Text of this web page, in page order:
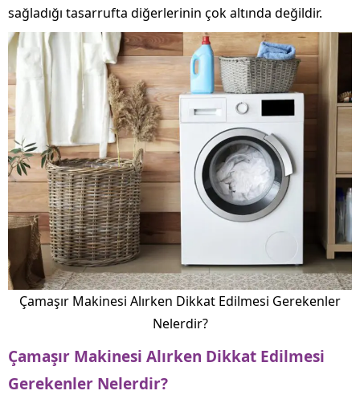
sağladığı tasarrufta diğerlerinin çok altında değildir.
Çamaşır Makinesi Alırken Dikkat Edilmesi Gerekenler
Nelerdir?
Çamaşır Makinesi Alırken Dikkat Edilmesi
Gerekenler Nelerdir?